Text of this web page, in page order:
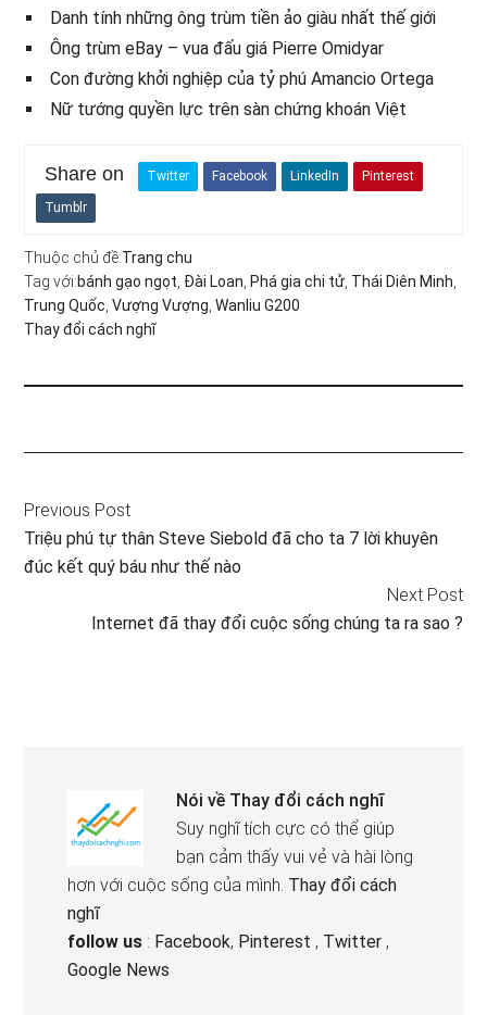
Danh tính những ông trùm tiền ảo giàu nhất thế giới
Ông trùm eBay – vua đấu giá Pierre Omidyar
Con đường khởi nghiệp của tỷ phú Amancio Ortega
Nữ tướng quyền lực trên sàn chứng khoán Việt
Share on Twitter Facebook LinkedIn Pinterest
Tumblr
Thuộc chủ đề:Trang chu
Tag với:bánh gạo ngọt, Đài Loan, Phá gia chi tử, Thái Diên Minh,
Trung Quốc,Vượng Vượng,Wanliu G200
Thay đổi cách nghĩ
Previous Post
Triệu phú tự thân Steve Siebold đã cho ta 7 lời khuyên
đúc kết quý báu như thế nào
Next Post
Internet đã thay đổi cuộc sống chúng ta ra sao ?
Nói về Thay đổi cách nghĩ
Suy nghĩ tích cực có thể giúp
bạn cảm thấy vui vẻ và hài lòng
hơn với cuộc sống của mình. Thay đổi cách
nghĩ
follow us : Facebook, Pinterest , Twitter ,
Google News